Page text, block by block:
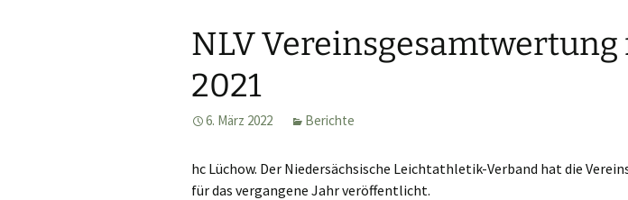
NLV
2021
6. März 2022 Berichte
hc Lüchow. Der Niedersächsische Leichtathletik-Verband hat die
für das vergangene Jahr veröffentlicht.